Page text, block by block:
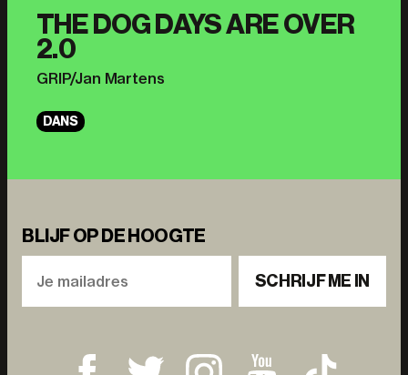
THE DOG DAYS ARE OVER
2.0
GRIP/Jan Martens
DANS
BLIJF OP DE HOOGTE
SCHRIJF ME IN